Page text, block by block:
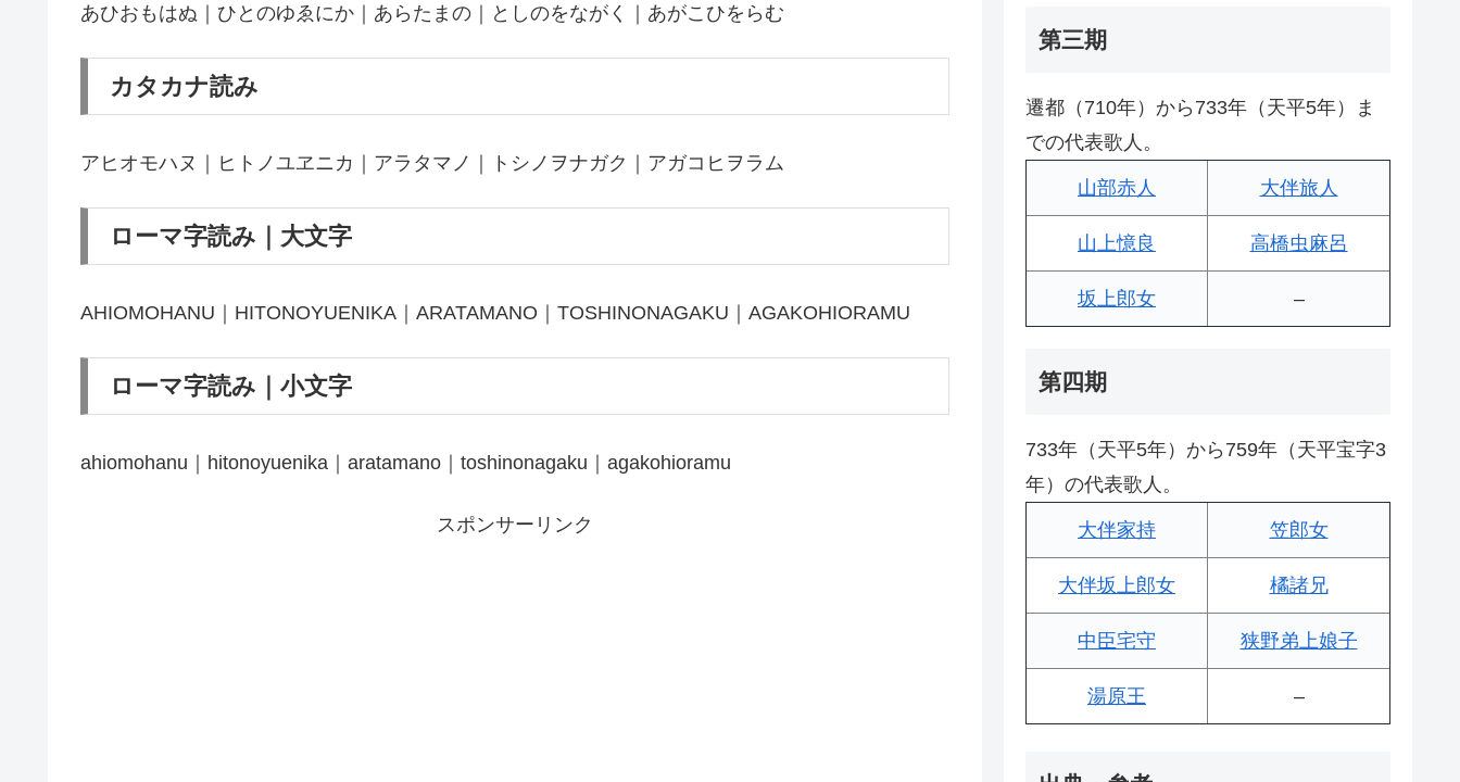
あひおもはぬ｜ひとのゆゑにか｜あらたまの｜としのをながく｜あがこひをらむ
カタカナ読み
アヒオモハヌ｜ヒトノユヱニカ｜アラタマノ｜トシノヲナガク｜アガコヒヲラム
ローマ字読み｜大文字
AHIOMOHANU｜HITONOYUENIKA｜ARATAMANO｜TOSHINONAGAKU｜AGAKOHIORAMU
ローマ字読み｜小文字
ahiomohanu｜hitonoyuenika｜aratamano｜toshinonagaku｜agakohioramu
スポンサーリンク
第三期
遷都（710年）から733年（天平5年）ま
での代表歌人。
山部赤人 大伴旅人
山上憶良 高橋虫麻呂
坂上郎女 –
第四期
733年（天平5年）から759年（天平宝字3
年）の代表歌人。
大伴家持 笠郎女
大伴坂上郎女 橘諸兄
中臣宅守 狭野弟上娘子
湯原王 –